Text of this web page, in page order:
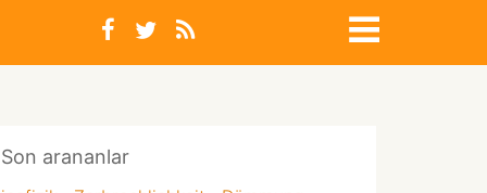
Son arananlar